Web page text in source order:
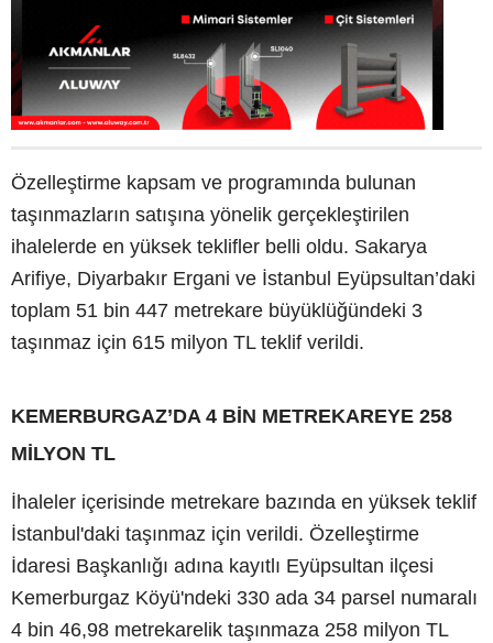
Özelleştirme kapsam ve programında bulunan
taşınmazların satışına yönelik gerçekleştirilen
ihalelerde en yüksek teklifler belli oldu. Sakarya
Arifiye, Diyarbakır Ergani ve İstanbul Eyüpsultan’daki
toplam 51 bin 447 metrekare büyüklüğündeki 3
taşınmaz için 615 milyon TL teklif verildi.
KEMERBURGAZ’DA 4 BİN METREKAREYE 258
MİLYON TL
İhaleler içerisinde metrekare bazında en yüksek teklif
İstanbul'daki taşınmaz için verildi. Özelleştirme
İdaresi Başkanlığı adına kayıtlı Eyüpsultan ilçesi
Kemerburgaz Köyü'ndeki 330 ada 34 parsel numaralı
4 bin 46,98 metrekarelik taşınmaza 258 milyon TL